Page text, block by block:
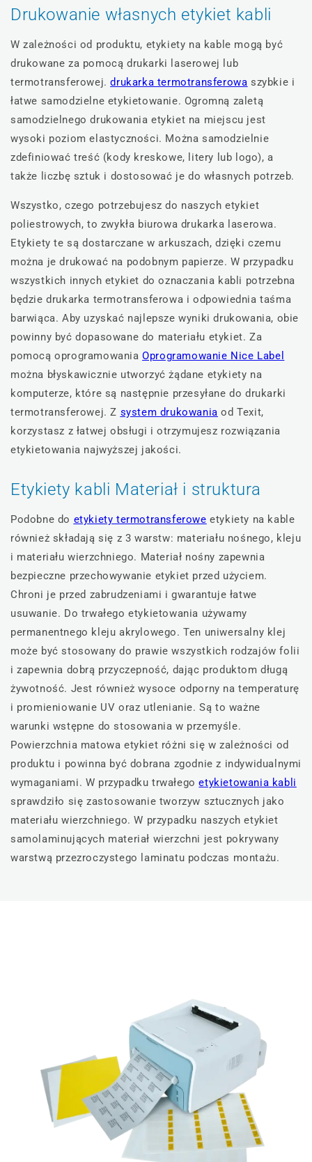
Drukowanie własnych etykiet kabli
W zależności od produktu, etykiety na kable mogą być
drukowane za pomocą drukarki laserowej lub
termotransferowej.drukarka termotransferowa szybkie i
łatwe samodzielne etykietowanie. Ogromną zaletą
samodzielnego drukowania etykiet na miejscu jest
wysoki poziom elastyczności. Można samodzielnie
zdefiniować treść (kody kreskowe, litery lub logo), a
także liczbę sztuk i dostosować je do własnych potrzeb.
Wszystko, czego potrzebujesz do naszych etykiet
poliestrowych, to zwykła biurowa drukarka laserowa.
Etykiety te są dostarczane w arkuszach, dzięki czemu
można je drukować na podobnym papierze. W przypadku
wszystkich innych etykiet do oznaczania kabli potrzebna
będzie drukarka termotransferowa i odpowiednia taśma
barwiąca. Aby uzyskać najlepsze wyniki drukowania, obie
powinny być dopasowane do materiału etykiet. Za
pomocą oprogramowaniaOprogramowanie Nice Label
można błyskawicznie utworzyć żądane etykiety na
komputerze, które są następnie przesyłane do drukarki
termotransferowej. Z system drukowania od Texit,
korzystasz z łatwej obsługi i otrzymujesz rozwiązania
etykietowania najwyższej jakości.
Etykiety kabli Materiał i struktura
Podobne do etykiety termotransferowe etykiety na kable
również składają się z 3 warstw: materiału nośnego, kleju
i materiału wierzchniego. Materiał nośny zapewnia
bezpieczne przechowywanie etykiet przed użyciem.
Chroni je przed zabrudzeniami i gwarantuje łatwe
usuwanie. Do trwałego etykietowania używamy
permanentnego kleju akrylowego. Ten uniwersalny klej
może być stosowany do prawie wszystkich rodzajów folii
i zapewnia dobrą przyczepność, dając produktom długą
żywotność. Jest również wysoce odporny na temperaturę
i promieniowanie UV oraz utlenianie. Są to ważne
warunki wstępne do stosowania w przemyśle.
Powierzchnia matowa etykiet różni się w zależności od
produktu i powinna być dobrana zgodnie z indywidualnymi
wymaganiami. W przypadku trwałegoetykietowania kabli
sprawdziło się zastosowanie tworzyw sztucznych jako
materiału wierzchniego. W przypadku naszych etykiet
samolaminujących materiał wierzchni jest pokrywany
warstwą przezroczystego laminatu podczas montażu.